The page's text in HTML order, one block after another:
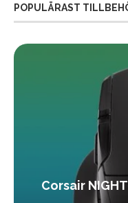
POPULÄRAST
Corsair